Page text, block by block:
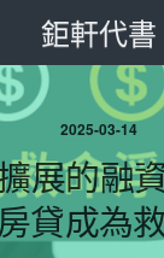
鉅軒代書
2025-03-14
展的融
貸成為